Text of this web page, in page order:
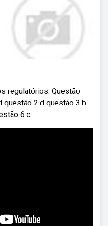
regulatórios. Questão
questão 2 d questão 3 b
6 c.